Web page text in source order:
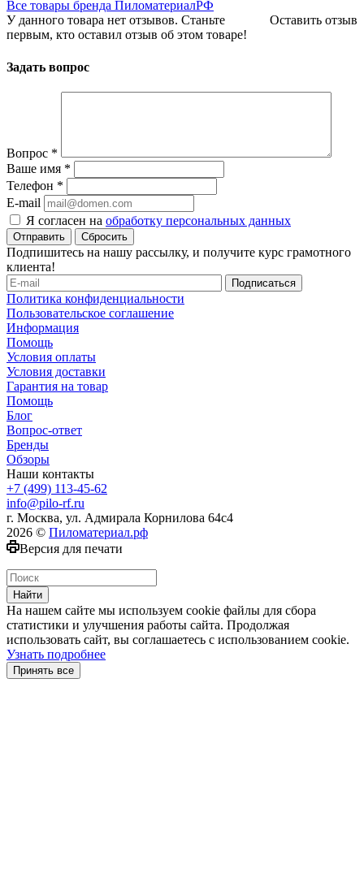
Все товары бренда ПиломатериалРФ
Оставить отзыв
У данного товара нет отзывов. Станьте
первым, кто оставил отзыв об этом товаре!
Задать вопрос
Вопрос *
Ваше имя *
Телефон *
E-mail
Я согласен на обработку персональных данных
Сбросить
Подпишитесь на нашу рассылку, и получите курс грамотного
клиента!
Политика конфиденциальности
Пользовательское соглашение
Информация
Помощь
Условия оплаты
Условия доставки
Гарантия на товар
Помощь
Блог
Вопрос-ответ
Бренды
Обзоры
Наши контакты
+7 (499) 113-45-62
info@pilo-rf.ru
г. Москва, ул. Адмирала Корнилова 64с4
2026 © Пиломатериал.рф
Версия для печати
Найти
На нашем сайте мы используем cookie файлы для сбора
статистики и улучшения работы сайта. Продолжая
использовать сайт, вы соглашаетесь с использованием cookie.
Узнать подробнее
Принять все